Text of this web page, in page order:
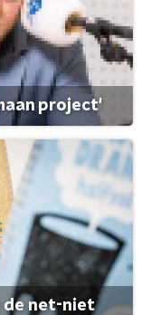
project'
de net-niet